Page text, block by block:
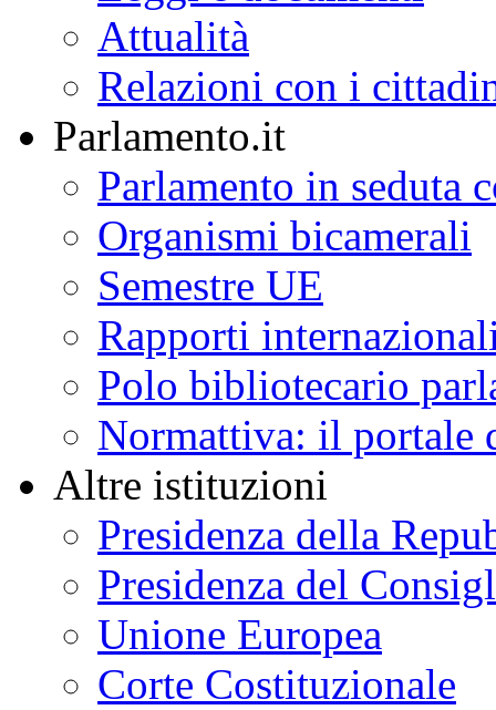
Attualità
Relazioni con i
Parlamento.it
Parlamento in seduta
Organismi bicamerali
Semestre UE
Rapporti
Polo bibliotecario
Normattiva: il portale
Altre istituzioni
Presidenza della
Presidenza del
Unione Europea
Corte Costituzionale